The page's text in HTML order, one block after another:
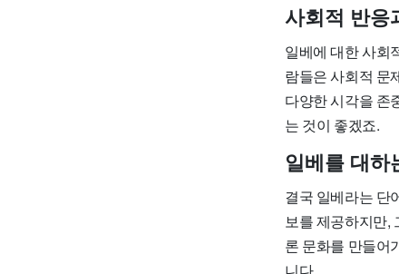
사회적 반응
일베에 대한 사회
람들은 사회적 문
다양한 시각을 존
는 것이 좋겠죠.
일베를 대하
결국 일베라는 단
보를 제공하지만,
론 문화를 만들어
니다.